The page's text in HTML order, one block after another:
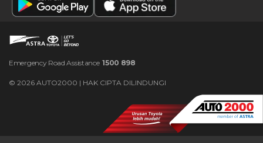
Emergency Road Assistance 1500 898
© 2026 AUTO2000 | HAK CIPTA DILINDUNGI